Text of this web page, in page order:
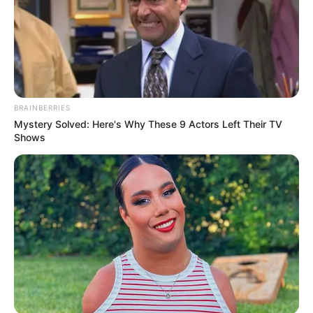
Em um gesto de proximidade com a população, o prefeito
Antian visitou pessoalmente os locais das obras para
dialogar com os moradores e verificar o progresso dos
trabalhos. Os agradecimentos dos residentes foram
recebidos como um sinal claro do impacto positivo das
melhorias. O prefeito reiterou seu compromisso com o
bem-estar dos paraguaçuenses, afirmando que o objetivo
principal da administração municipal é sempre proporcionar
as melhores condições possíveis para a comunidade.
BRAINBERRIES
Mystery Solved: Here's Why These 9 Actors Left Their TV
Shows